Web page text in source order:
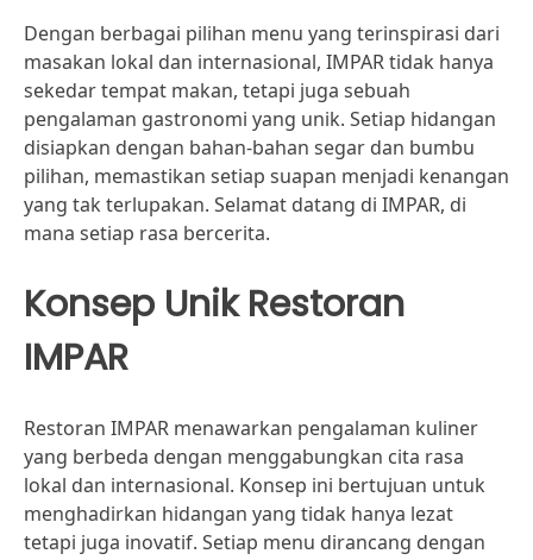
Dengan berbagai pilihan menu yang terinspirasi dari
masakan lokal dan internasional, IMPAR tidak hanya
sekedar tempat makan, tetapi juga sebuah
pengalaman gastronomi yang unik. Setiap hidangan
disiapkan dengan bahan-bahan segar dan bumbu
pilihan, memastikan setiap suapan menjadi kenangan
yang tak terlupakan. Selamat datang di IMPAR, di
mana setiap rasa bercerita.
Konsep Unik Restoran
IMPAR
Restoran IMPAR menawarkan pengalaman kuliner
yang berbeda dengan menggabungkan cita rasa
lokal dan internasional. Konsep ini bertujuan untuk
menghadirkan hidangan yang tidak hanya lezat
tetapi juga inovatif. Setiap menu dirancang dengan